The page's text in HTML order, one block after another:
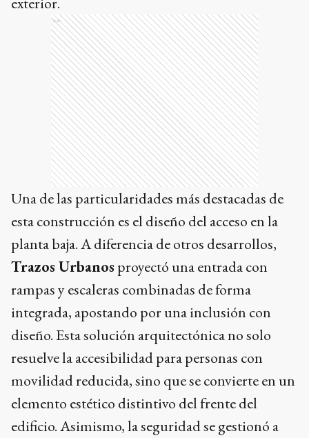
Ads
Una de las particularidades más destacadas de
esta construcción es el diseño del acceso en la
planta baja. A diferencia de otros desarrollos,
Trazos Urbanos proyectó una entrada con
rampas y escaleras combinadas de forma
integrada, apostando por una inclusión con
diseño. Esta solución arquitectónica no solo
resuelve la accesibilidad para personas con
movilidad reducida, sino que se convierte en un
elemento estético distintivo del frente del
edificio. Asimismo, la seguridad se gestionó a